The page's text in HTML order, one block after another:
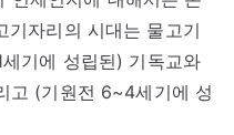
자리의 시대는 물고기
기에 성립된) 기독교와
고 (기원전 6~4세기에 성